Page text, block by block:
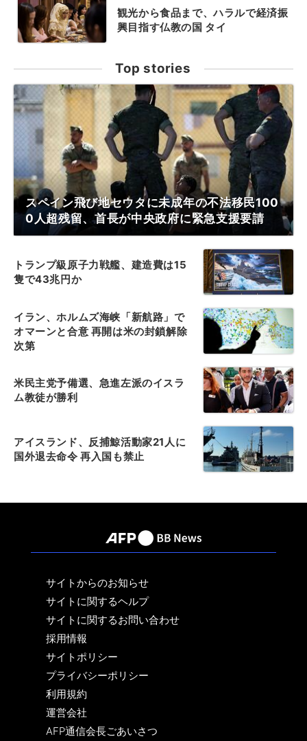
観光から食品まで、ハラルで経済振
興目指す仏教の国 タイ
Top stories
スペイン飛び地セウタに未成年の不法移民100
0人超残留、首長が中央政府に緊急支援要請
トランプ級原子力戦艦、建造費は15
隻で43兆円か
イラン、ホルムズ海峡「新航路」で
オマーンと合意 再開は米の封鎖解除
次第
米民主党予備選、急進左派のイスラ
ム教徒が勝利
アイスランド、反捕鯨活動家21人に
国外退去命令 再入国も禁止
サイトからのお知らせ
サイトに関するヘルプ
サイトに関するお問い合わせ
採用情報
サイトポリシー
プライバシーポリシー
利用規約
運営会社
AFP通信会長ごあいさつ